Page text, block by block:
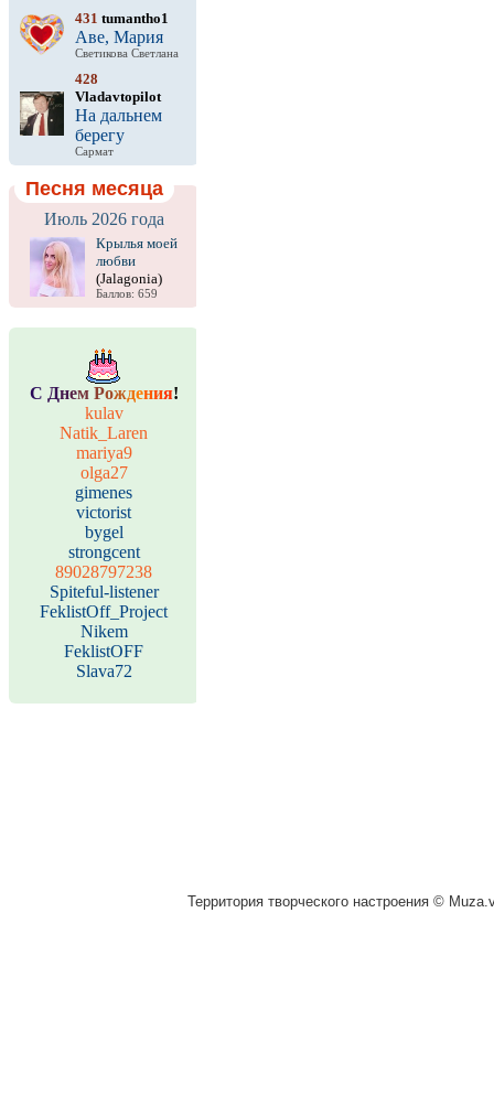
431 tumantho1
Аве, Мария
Светикова Светлана
428
Vladavtopilot
На дальнем
берегу
Сармат
Песня месяца
Июль 2026 года
Крылья моей
любви
(Jalagonia)
Баллов: 659
С Днем Рождения!
kulav
Natik_Laren
mariya9
olga27
gimenes
victorist
bygel
strongcent
89028797238
Spiteful-listener
FeklistOff_Project
Nikem
FeklistOFF
Slava72
Территория творческого настроения ©